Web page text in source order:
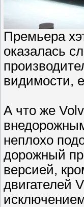
Премьера
оказалась
видимости,
А что же
неплохо
дорожный
версией,
двигателей